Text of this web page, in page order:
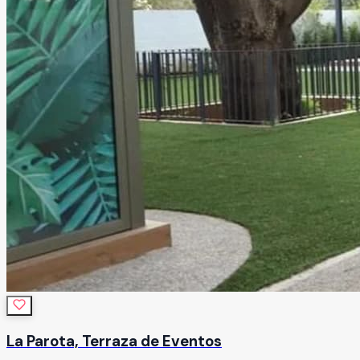
La Parota, Terraza de Eventos